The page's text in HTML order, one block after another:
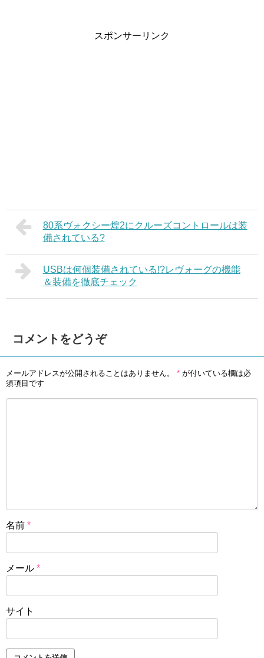
スポンサーリンク
80系ヴォクシー煌2にクルーズコントロールは装
備されている?
USBは何個装備されている!?レヴォーグの機能
＆装備を徹底チェック
コメントをどうぞ
メールアドレスが公開されることはありません。 * が付いている欄は必
須項目です
名前 *
メール *
サイト